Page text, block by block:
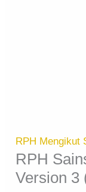
RPH Mengikut
RPH
Version 3